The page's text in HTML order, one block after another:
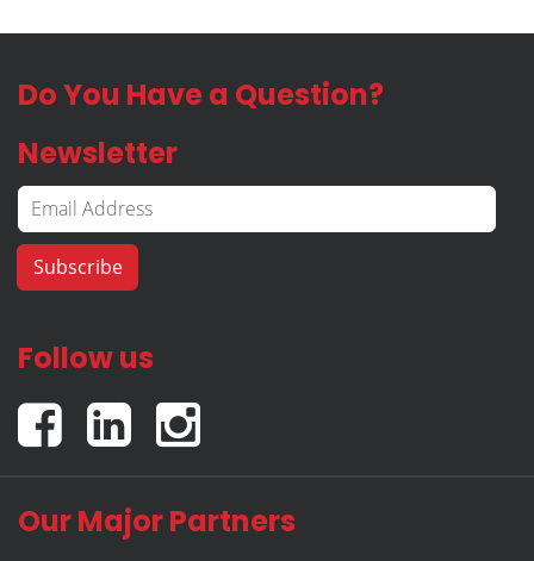
Do You Have a Question?
Newsletter
Follow us
Our Major Partners